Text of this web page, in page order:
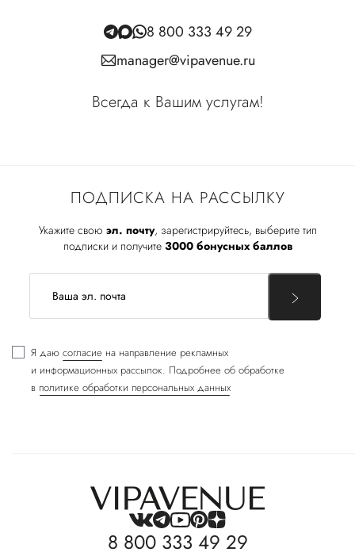
ПОДПИСКА НА РАССЫЛКУ
Укажите свою эл. почту, зарегистрируйтесь, выберите тип
подписки и получите 3000 бонусных баллов
Я даю согласие на направление рекламных
и информационных рассылок. Подробнее об обработке
в политике обработки персональных данных
8 800 333 49 29
manager@vipavenue.ru
Всегда к Вашим услугам!
8 800 333 49 29